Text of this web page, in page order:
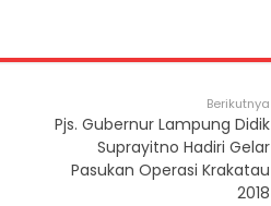
Berikutnya
Pjs. Gubernur Lampung Didik
Suprayitno Hadiri Gelar
Pasukan Operasi Krakatau
2018